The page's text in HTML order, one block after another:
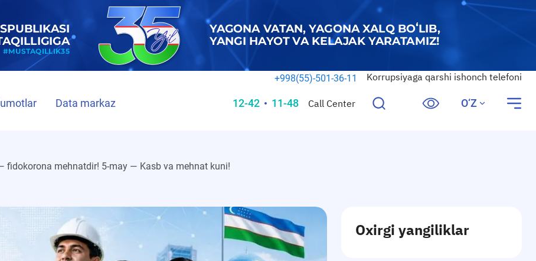
+998(55)-501-36-11 Korrupsiyaga qarshi ishonch telefoni
Data markaz 12-42 11-48 Call Center O‘Z
mehnatdir! 5-may — Kasb va mehnat kuni!
Oxirgi yangiliklar